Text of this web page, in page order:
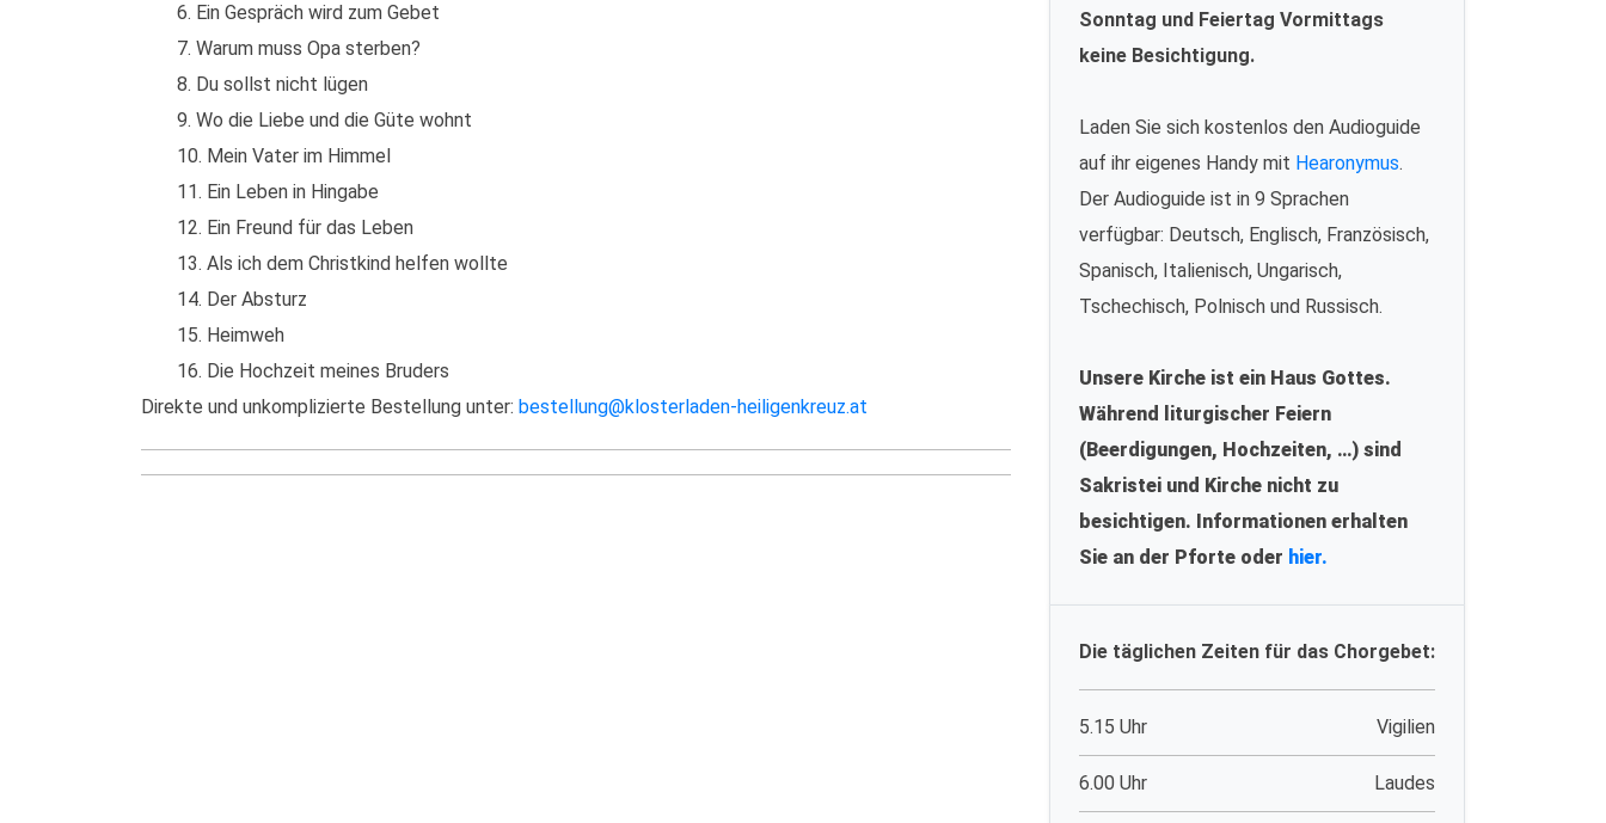
6. Ein Gespräch wird zum Gebet
7. Warum muss Opa sterben?
8. Du sollst nicht lügen
9. Wo die Liebe und die Güte wohnt
10. Mein Vater im Himmel
11. Ein Leben in Hingabe
12. Ein Freund für das Leben
13. Als ich dem Christkind helfen wollte
14. Der Absturz
15. Heimweh
16. Die Hochzeit meines Bruders
Direkte und unkomplizierte Bestellung unter: bestellung@klosterladen-heiligenkreuz.at
Sonntag und Feiertag Vormittags
keine Besichtigung.
Laden Sie sich kostenlos den Audioguide
auf ihr eigenes Handy mit Hearonymus.
Der Audioguide ist in 9 Sprachen
verfügbar: Deutsch, Englisch, Französisch,
Spanisch, Italienisch, Ungarisch,
Tschechisch, Polnisch und Russisch.
Unsere Kirche ist ein Haus Gottes.
Während liturgischer Feiern
(Beerdigungen, Hochzeiten, …) sind
Sakristei und Kirche nicht zu
besichtigen. Informationen erhalten
Sie an der Pforte oder hier.
Die täglichen Zeiten für das Chorgebet:
5.15 Uhr Vigilien
6.00 Uhr Laudes